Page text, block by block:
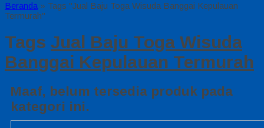
Beranda » Tags "Jual Baju Toga Wisuda Banggai Kepulauan
Termurah"
Tags Jual Baju Toga Wisuda
Banggai Kepulauan Termurah
Maaf, belum tersedia produk pada
kategori ini.